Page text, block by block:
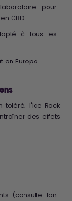
pour
CBD.
à tous les
en Europe.
toléré, l'Ice Rock
des effets
(consulte ton